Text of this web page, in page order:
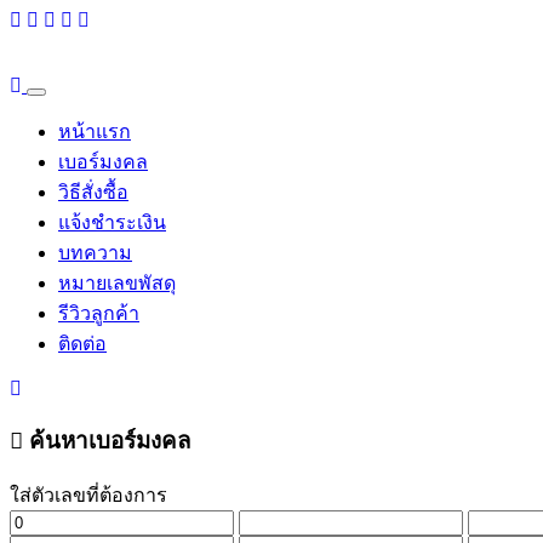
หน้าแรก
เบอร์มงคล
วิธีสั่งซื้อ
แจ้งชำระเงิน
บทความ
หมายเลขพัสดุ
รีวิวลูกค้า
ติดต่อ
ค้นหาเบอร์มงคล
ใส่ตัวเลขที่ต้องการ